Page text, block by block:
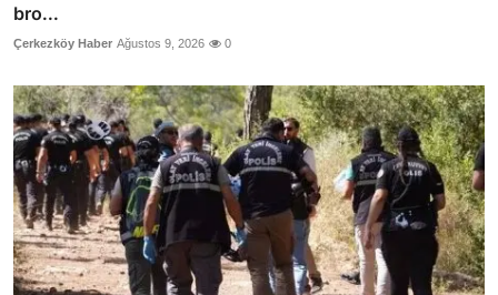
bro...
Çerkezköy Haber Ağustos 9, 2026 0